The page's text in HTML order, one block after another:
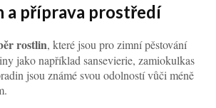
a příprava prostředí
rostlin, které jsou pro zimní pěstování
jako například sansevierie, zamiokulkas
jsou známé svou odolností vůči méně